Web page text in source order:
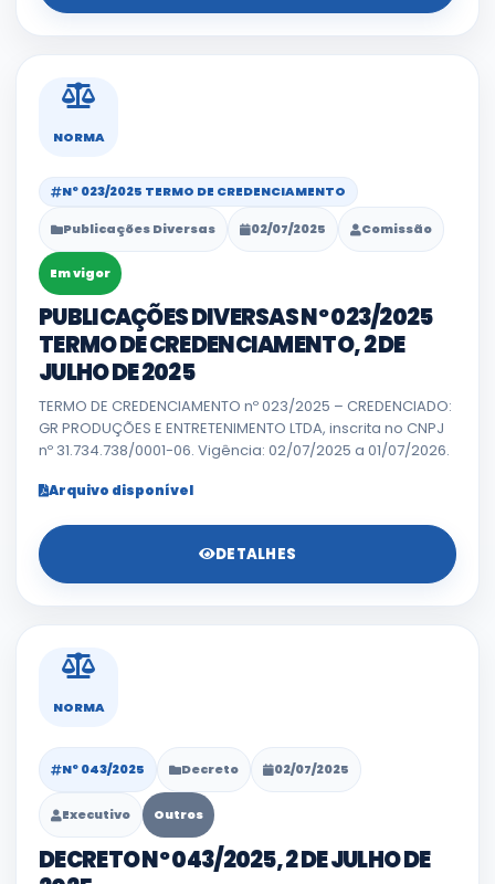
NORMA
Nº 023/2025 TERMO DE CREDENCIAMENTO
Publicações Diversas 02/07/2025 Comissão
Em vigor
PUBLICAÇÕES DIVERSAS Nº 023/2025
TERMO DE CREDENCIAMENTO, 2 DE
JULHO DE 2025
TERMO DE CREDENCIAMENTO nº 023/2025 – CREDENCIADO:
GR PRODUÇÕES E ENTRETENIMENTO LTDA, inscrita no CNPJ
nº 31.734.738/0001-06. Vigência: 02/07/2025 a 01/07/2026.
Arquivo disponível
DETALHES
NORMA
Nº 043/2025 Decreto 02/07/2025
Executivo Outros
DECRETO Nº 043/2025, 2 DE JULHO DE